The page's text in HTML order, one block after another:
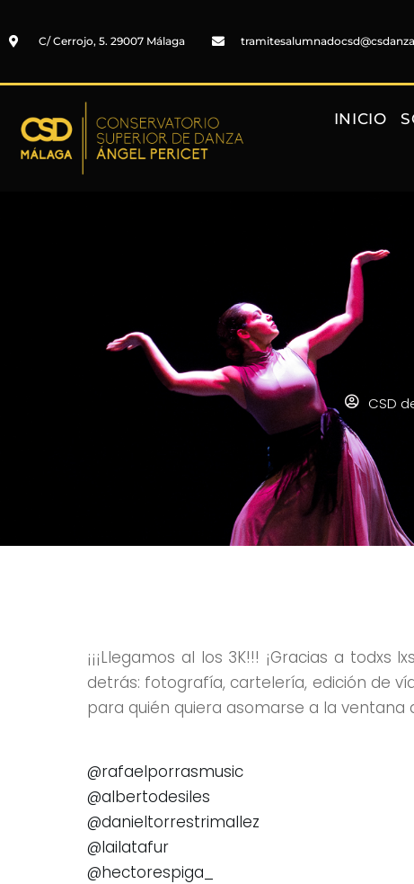
C/ Cerrojo, 5. 29007 Málaga
INICIO
CSD
¡¡¡Llegamos al los 3K!!! ¡Gracias a
detrás: fotografía, cartelería, edición de
para quién quiera asomarse a la ventana
@rafaelporrasmusic
@albertodesiles
@danieltorrestrimallez
@lailatafur
@hectorespiga_